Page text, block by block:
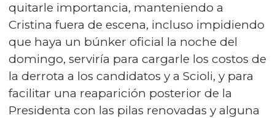
quitarle importancia, manteniendo a
Cristina fuera de escena, incluso impidiendo
que haya un búnker oficial la noche del
domingo, serviría para cargarle los costos de
la derrota a los candidatos y a Scioli, y para
facilitar una reaparición posterior de la
Presidenta con las pilas renovadas y alguna